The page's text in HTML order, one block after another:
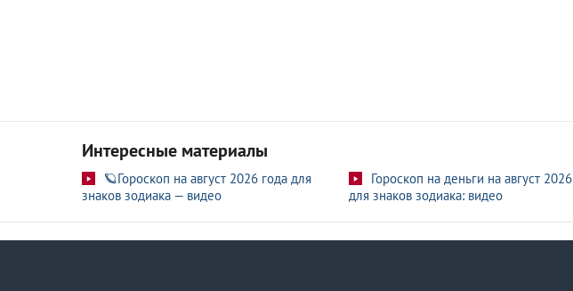
Интересные материалы
🪐Гороскоп на август 2026 года для
знаков зодиака — видео
Гороскоп на деньги на август 2026
для знаков зодиака: видео